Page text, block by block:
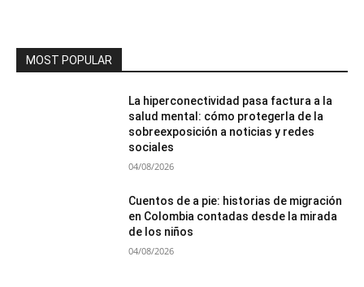
MOST POPULAR
La hiperconectividad pasa factura a la
salud mental: cómo protegerla de la
sobreexposición a noticias y redes
sociales
04/08/2026
Cuentos de a pie: historias de migración
en Colombia contadas desde la mirada
de los niños
04/08/2026